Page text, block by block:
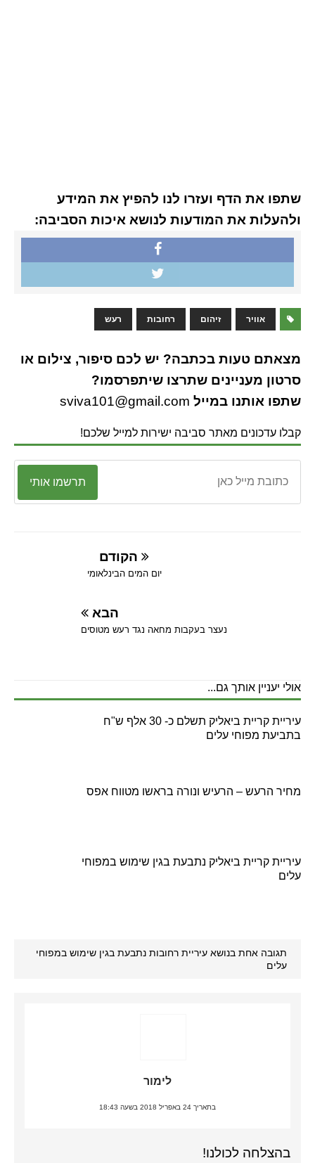
שתפו את הדף ועזרו לנו להפיץ את המידע
ולהעלות את המודעות לנושא איכות הסביבה:
אוויר זיהום רחובות רעש
מצאתם טעות בכתבה? יש לכם סיפור, צילום או
סרטון מעניינים שתרצו שיתפרסמו?
שתפו אותנו במייל sviva101@gmail.com
קבלו עדכונים מאתר סביבה ישירות למייל שלכם!
תרשמו אותי
הקודם
יום המים הבינלאומי
הבא
נעצר בעקבות מחאה נגד רעש מטוסים
אולי יעניין אותך גם...
עיריית קריית ביאליק תשלם כ- 30 אלף ש"ח
בתביעת מפוחי עלים
מחיר הרעש – הרעיש ונורה בראשו מטווח אפס
עיריית קריית ביאליק נתבעת בגין שימוש במפוחי
עלים
תגובה אחת בנושא עיריית רחובות נתבעת בגין שימוש במפוחי
עלים
לימור
בתאריך 24 באפריל 2018 בשעה 18:43
בהצלחה לכולנו!